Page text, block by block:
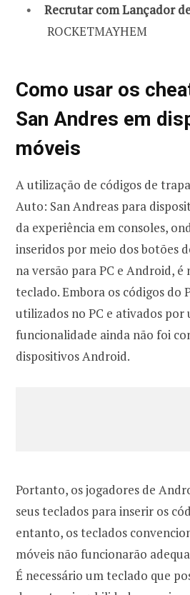
Recrutar com Lançador
ROCKETMAYHEM
Como usar os
San Andres em
móveis
A utilização de códigos de
Auto: San Andreas para
da experiência em consoles,
inseridos por meio dos botões
na versão para PC e Android, é
teclado. Embora os códigos do
utilizados no PC e ativados por
funcionalidade ainda não foi
dispositivos Android.
Portanto, os jogadores de
seus teclados para inserir os
entanto, os teclados
móveis não funcionarão
É necessário um teclado que